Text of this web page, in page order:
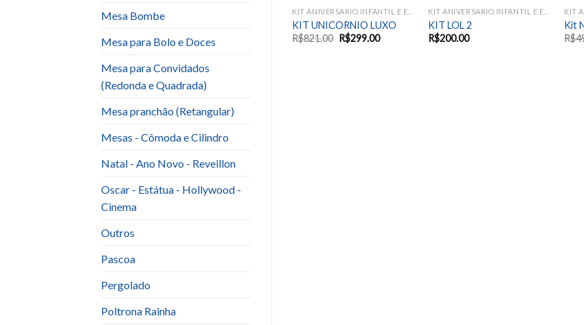
Mesa Bombe
Mesa para Bolo e Doces
Mesa para Convidados
(Redonda e Quadrada)
Mesa pranchão (Retangular)
Mesas - Cômoda e Cilindro
Natal - Ano Novo - Reveillon
Oscar - Estátua - Hollywood -
Cinema
Outros
Pascoa
Pergolado
Poltrona Rainha
KIT UNICORNIO LUXO
R$821.00 R$299.00
KIT LOL 2
R$200.00
Kit
R$
KIT ANIVERSARIO INFANTIL E EVENTOS SAZONAIS
R$220.00